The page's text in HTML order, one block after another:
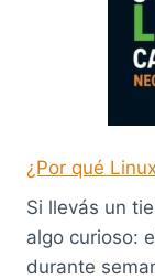
¿Por qué
Si llevás un
algo curioso:
durante